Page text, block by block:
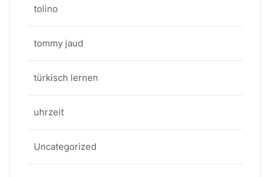
tolino
tommy jaud
türkisch lernen
uhrzeit
Uncategorized